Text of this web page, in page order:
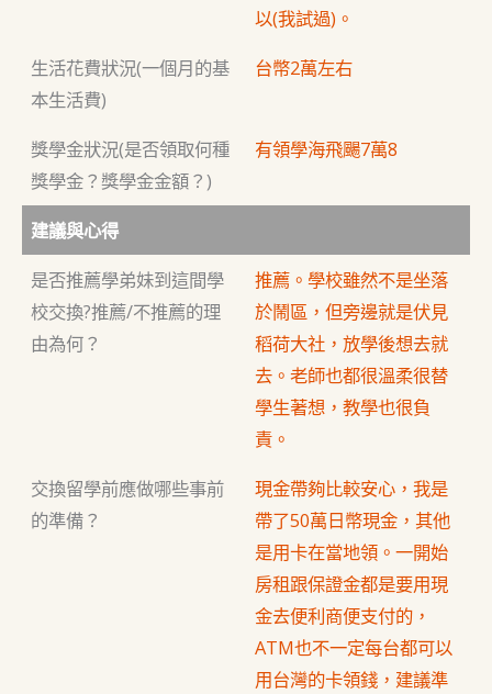
以(我試過)。
生活花費狀況(一個月的基
本生活費)
台幣2萬左右
獎學金狀況(是否領取何種
獎學金？獎學金金額？)
有領學海飛颺7萬8
建議與心得
是否推薦學弟妹到這間學
校交換?推薦/不推薦的理
由為何？
推薦。學校雖然不是坐落
於鬧區，但旁邊就是伏見
稻荷大社，放學後想去就
去。老師也都很溫柔很替
學生著想，教學也很負
責。
交換留學前應做哪些事前
的準備？
現金帶夠比較安心，我是
帶了50萬日幣現金，其他
是用卡在當地領。一開始
房租跟保證金都是要用現
金去便利商便支付的，
ATM也不一定每台都可以
用台灣的卡領錢，建議準